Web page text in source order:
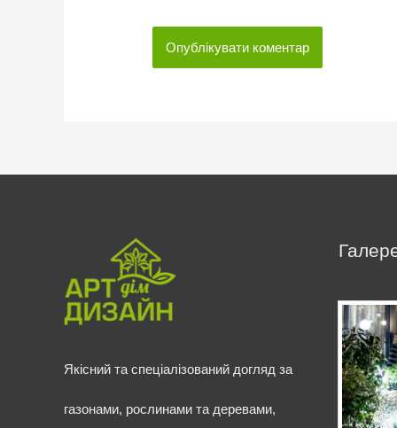
Якісний та спеціалізований догляд за
газонами, рослинами та деревами,